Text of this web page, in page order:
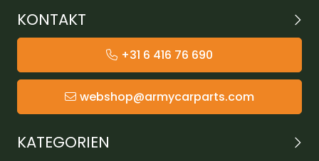
KONTAKT
+31 6 416 76 690
webshop@armycarparts.com
KATEGORIEN